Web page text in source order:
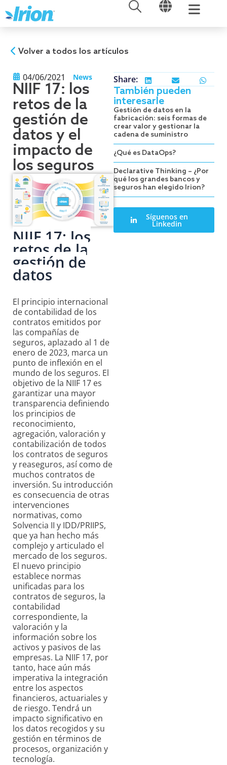
al
contenido
ABRIR ABRIR
Volver a todos los artículos
04/06/2021 News
NIIF 17: los
retos de la
gestión de
datos y el
impacto de
los seguros
NIIF 17: los
retos de la
gestión de
datos
El principio internacional
de contabilidad de los
contratos emitidos por
las compañías de
seguros, aplazado al 1 de
enero de 2023, marca un
punto de inflexión en el
mundo de los seguros. El
objetivo de la NIIF 17 es
garantizar una mayor
transparencia definiendo
los principios de
reconocimiento,
agregación, valoración y
contabilización de todos
los contratos de seguros
y reaseguros, así como de
muchos contratos de
inversión. Su introducción
es consecuencia de otras
intervenciones
normativas, como
Solvencia II y IDD/PRIIPS,
que ya han hecho más
complejo y articulado el
mercado de los seguros.
El nuevo principio
establece normas
unificadas para los
contratos de seguros, la
contabilidad
correspondiente, la
valoración y la
información sobre los
activos y pasivos de las
empresas. La NIIF 17, por
tanto, hace aún más
imperativa la integración
entre los aspectos
financieros, actuariales y
de riesgo. Tendrá un
impacto significativo en
los datos recogidos y su
gestión en términos de
procesos, organización y
tecnología.
Share:
También pueden
interesarle
Gestión de datos en la
fabricación: seis formas de
crear valor y gestionar la
cadena de suministro
¿Qué es DataOps?
Declarative Thinking – ¿Por
qué los grandes bancos y
seguros han elegido Irion?
Síguenos en
Linkedin